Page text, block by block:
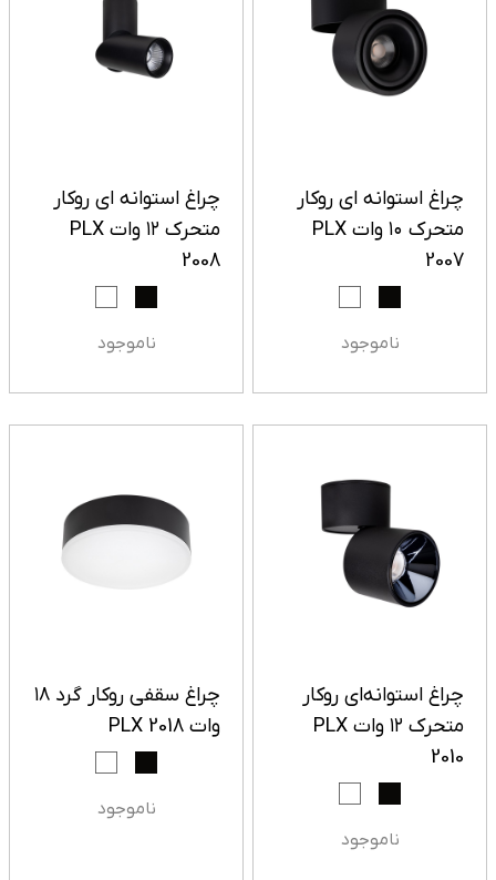
چراغ استوانه ای روکار
متحرک ۱۰ وات PLX
2007
ناموجود
چراغ استوانه ای روکار
متحرک ۱۲ وات PLX
2008
ناموجود
چراغ استوانه‌ای روکار
متحرک ۱۲ وات PLX
2010
ناموجود
چراغ سقفی روکار گرد ۱۸
وات PLX 2018
ناموجود